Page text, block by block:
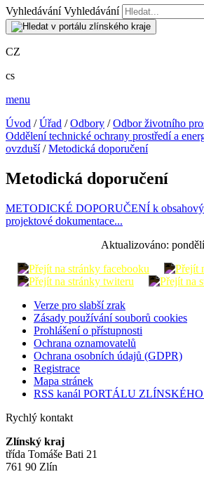
Vyhledávání Vyhledávání
CZ
cs
menu
Úvod /Úřad /Odbory /Odbor životního
Oddělení technické ochrany prostředí a
ovzduší/Metodická doporučení
Metodická doporučení
METODICKÉ DOPORUČENÍ k
projektové dokumentace...
Aktualizováno:
Verze pro slabší zrak
Zásady používání souborů cookies
Prohlášení o přístupnosti
Ochrana oznamovatelů
Ochrana osobních údajů (GDPR)
Registrace
Mapa stránek
RSS kanál PORTÁLU
Rychlý kontakt
Zlínský kraj
třída Tomáše Bati 21
761 90 Zlín